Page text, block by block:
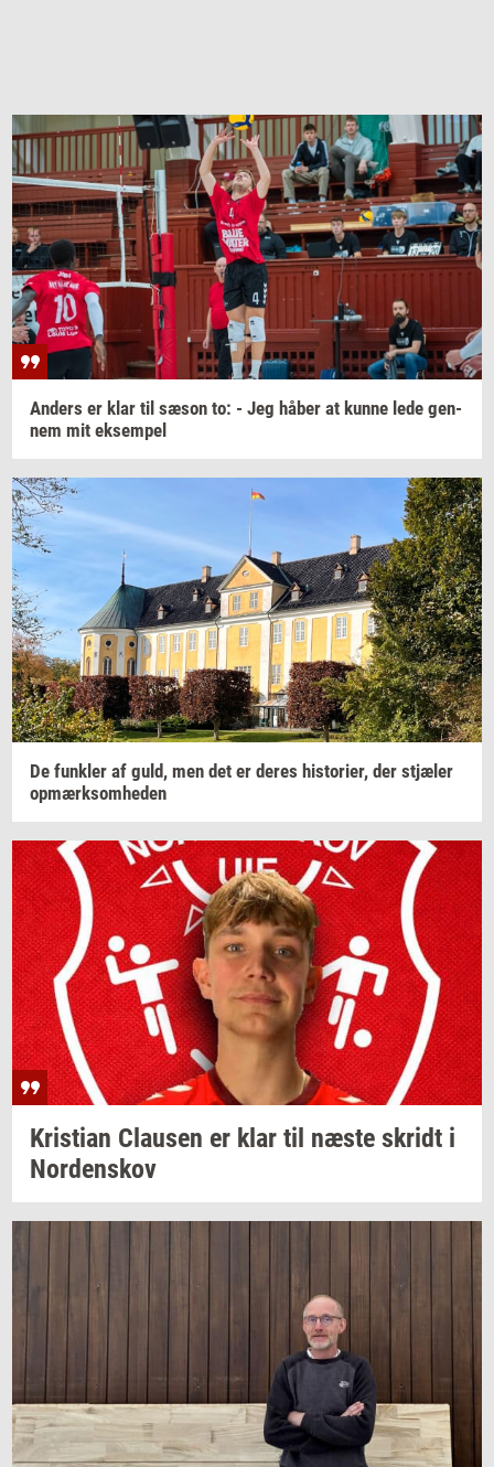
An­ders er klar til sæson to: - Jeg håber at kunne lede gen­
nem mit ek­sem­pel
De funk­ler af guld, men det er deres hi­sto­ri­er, der stjæ­ler
op­mærk­som­he­den
Kri­sti­an Clau­sen er klar til næste skridt i
Nor­denskov